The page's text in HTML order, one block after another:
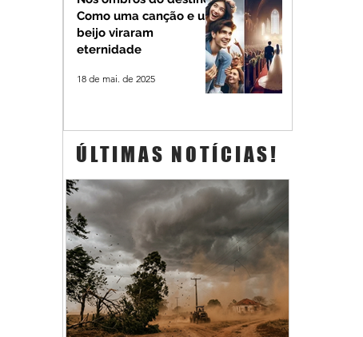
Como uma canção e um
beijo viraram
eternidade
18 de mai. de 2025
ÚLTIMAS NOTÍCIAS!